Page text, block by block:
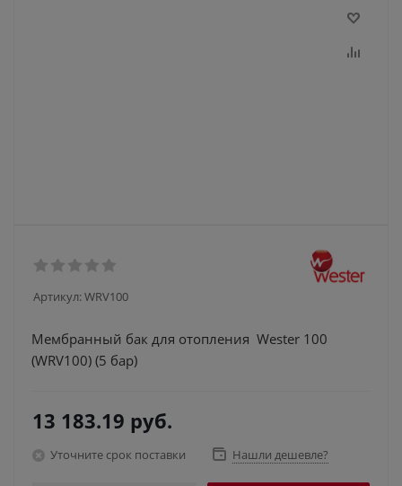
Артикул:WRV100
Мембранный бак для отопления Wester 100
(WRV100) (5 бар)
13 183.19 руб.
Уточните срок поставки Нашли дешевле?